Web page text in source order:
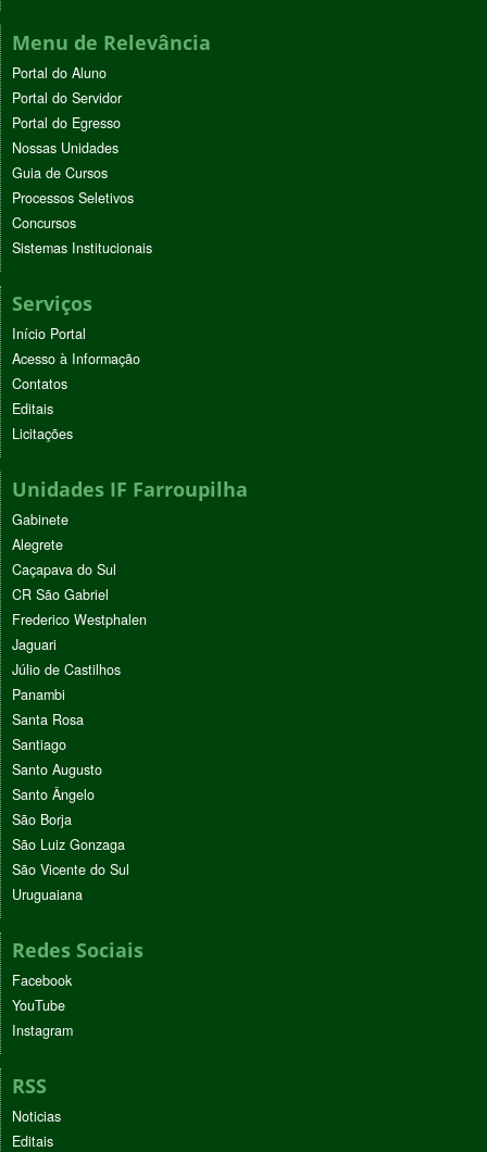
Menu de Relevância
Portal do Aluno
Portal do Servidor
Portal do Egresso
Nossas Unidades
Guia de Cursos
Processos Seletivos
Concursos
Sistemas Institucionais
Serviços
Início Portal
Acesso à Informação
Contatos
Editais
Licitações
Unidades IF Farroupilha
Gabinete
Alegrete
Caçapava do Sul
CR São Gabriel
Frederico Westphalen
Jaguari
Júlio de Castilhos
Panambi
Santa Rosa
Santiago
Santo Augusto
Santo Ângelo
São Borja
São Luiz Gonzaga
São Vicente do Sul
Uruguaiana
Redes Sociais
Facebook
YouTube
Instagram
RSS
Noticias
Editais